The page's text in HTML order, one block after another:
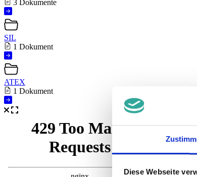
Diese Webseite
3 Dokumente
SIL
1 Dokument
ATEX
1 Dokument